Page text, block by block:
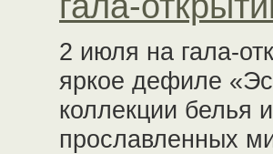
2 июля на гала-
яркое дефиле
коллекции белья
прославленных